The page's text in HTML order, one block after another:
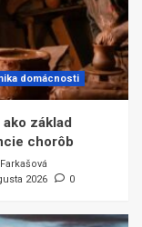
domácnosti
ako základ
chorôb
2026
0